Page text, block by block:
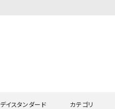
デイスタンダード カテゴリ